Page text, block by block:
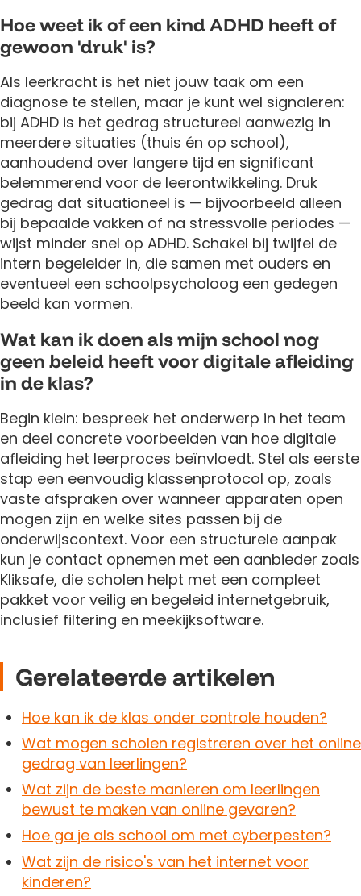
Hoe weet ik of een kind ADHD heeft of
gewoon 'druk' is?
Als leerkracht is het niet jouw taak om een
diagnose te stellen, maar je kunt wel signaleren:
bij ADHD is het gedrag structureel aanwezig in
meerdere situaties (thuis én op school),
aanhoudend over langere tijd en significant
belemmerend voor de leerontwikkeling. Druk
gedrag dat situationeel is — bijvoorbeeld alleen
bij bepaalde vakken of na stressvolle periodes —
wijst minder snel op ADHD. Schakel bij twijfel de
intern begeleider in, die samen met ouders en
eventueel een schoolpsycholoog een gedegen
beeld kan vormen.
Wat kan ik doen als mijn school nog
geen beleid heeft voor digitale afleiding
in de klas?
Begin klein: bespreek het onderwerp in het team
en deel concrete voorbeelden van hoe digitale
afleiding het leerproces beïnvloedt. Stel als eerste
stap een eenvoudig klassenprotocol op, zoals
vaste afspraken over wanneer apparaten open
mogen zijn en welke sites passen bij de
onderwijscontext. Voor een structurele aanpak
kun je contact opnemen met een aanbieder zoals
Kliksafe, die scholen helpt met een compleet
pakket voor veilig en begeleid internetgebruik,
inclusief filtering en meekijksoftware.
Gerelateerde artikelen
Hoe kan ik de klas onder controle houden?
Wat mogen scholen registreren over het online
gedrag van leerlingen?
Wat zijn de beste manieren om leerlingen
bewust te maken van online gevaren?
Hoe ga je als school om met cyberpesten?
Wat zijn de risico's van het internet voor
kinderen?